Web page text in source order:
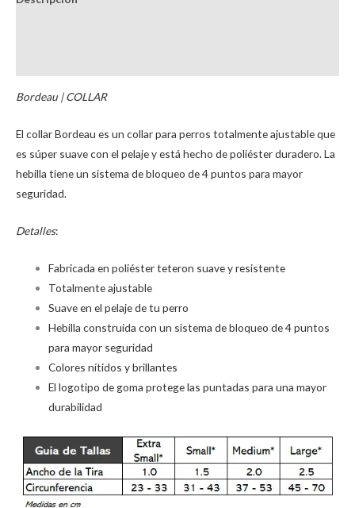
Bordeau | COLLAR
El collar Bordeau es un collar para perros totalmente ajustable que
es súper suave con el pelaje y está hecho de poliéster duradero. La
hebilla tiene un sistema de bloqueo de 4 puntos para mayor
seguridad.
Detalles:
Fabricada en poliéster teteron suave y resistente
Totalmente ajustable
Suave en el pelaje de tu perro
Hebilla construida con un sistema de bloqueo de 4 puntos
para mayor seguridad
Colores nítidos y brillantes
El logotipo de goma protege las puntadas para una mayor
durabilidad